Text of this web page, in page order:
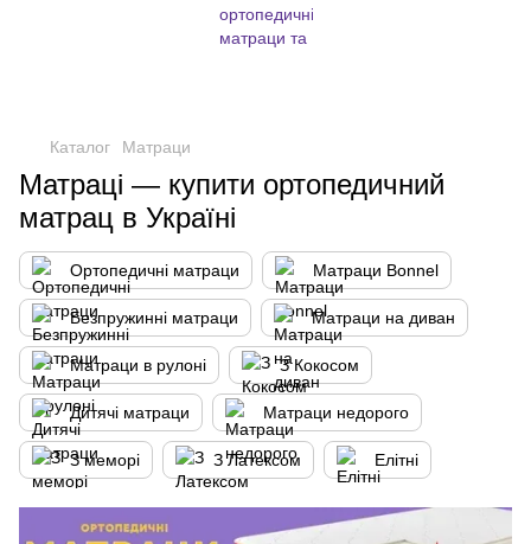
Каталог Матраци
Матраці — купити ортопедичний
матрац в Україні
Ортопедичні матраци Матраци Bonnel
Безпружинні матраци Матраци на диван
Матраци в рулоні З Кокосом
Дитячі матраци Матраци недорого
З меморі З Латексом Елітні